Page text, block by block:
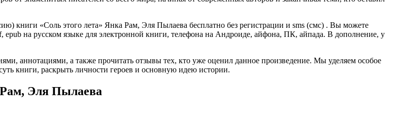
книги «Соль этого лета» Янка Рам, Эля Пылаева бесплатно без регистрации и sms (смс) . Вы можете
epub на русском языке для электронной книги, телефона на Андроиде, айфона, ПК, айпада. В дополнение, у
аннотациями, а также прочитать отзывы тех, кто уже оценил данное произведение. Мы уделяем особое
книги, раскрыть личности героев и основную идею истории.
Рам, Эля Пылаева